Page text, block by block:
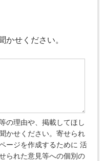
かせください。
の理由や、掲載してほし
かせください。寄せられ
ージを作成するために 活
られた意見等への個別の